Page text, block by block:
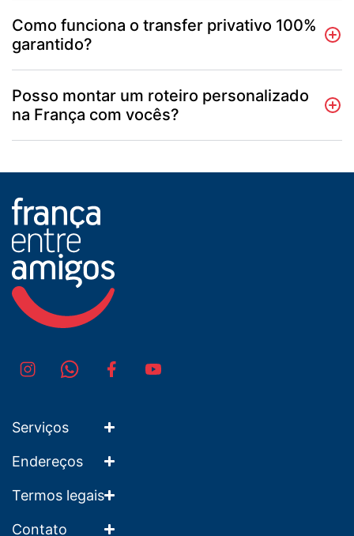
Como funciona o transfer privativo 100%
garantido?
Posso montar um roteiro personalizado
na França com vocês?
Serviços
Endereços
Termos legais
Contato